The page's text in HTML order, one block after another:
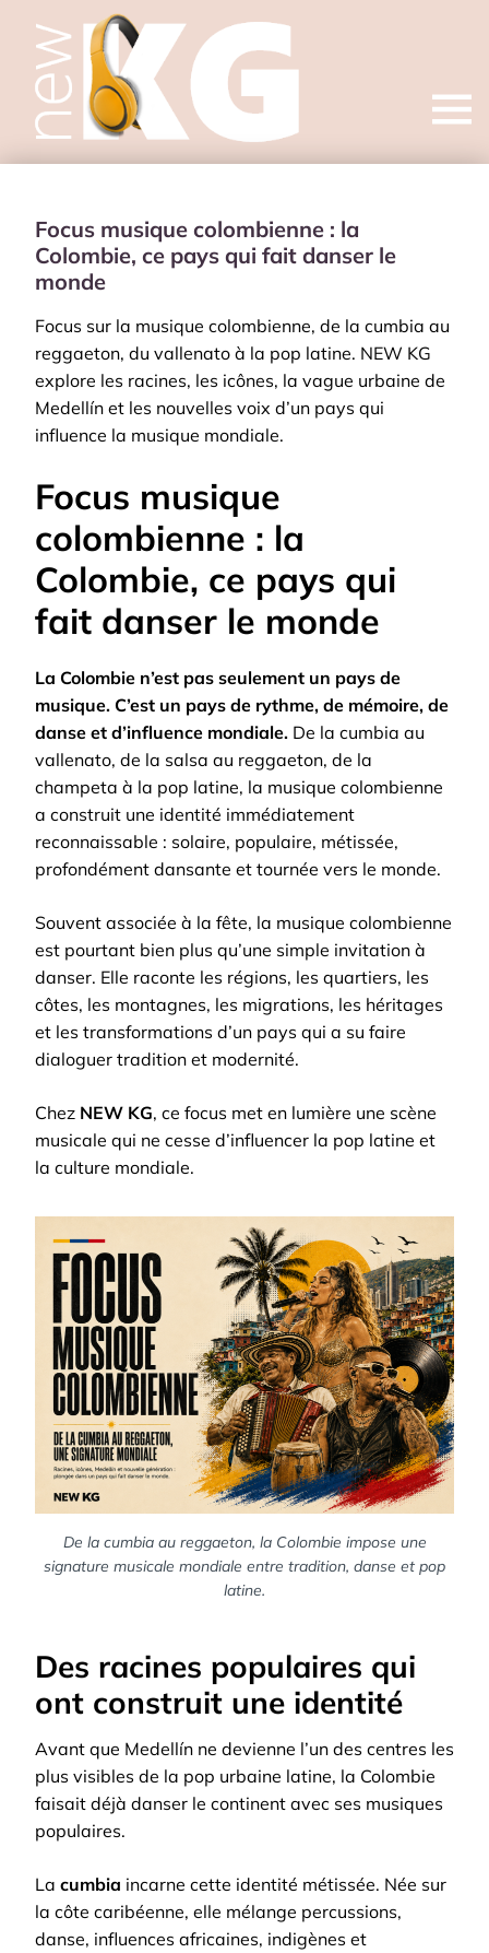
Open
Focus musique colombienne : la
Colombie, ce pays qui fait danser le
monde
Focus sur la musique colombienne, de la cumbia au
reggaeton, du vallenato à la pop latine. NEW KG
explore les racines, les icônes, la vague urbaine de
Medellín et les nouvelles voix d’un pays qui
influence la musique mondiale.
Focus musique
colombienne : la
Colombie, ce pays qui
fait danser le monde
La Colombie n’est pas seulement un pays de
musique. C’est un pays de rythme, de mémoire, de
danse et d’influence mondiale. De la cumbia au
vallenato, de la salsa au reggaeton, de la
champeta à la pop latine, la musique colombienne
a construit une identité immédiatement
reconnaissable : solaire, populaire, métissée,
profondément dansante et tournée vers le monde.
Souvent associée à la fête, la musique colombienne
est pourtant bien plus qu’une simple invitation à
danser. Elle raconte les régions, les quartiers, les
côtes, les montagnes, les migrations, les héritages
et les transformations d’un pays qui a su faire
dialoguer tradition et modernité.
Chez NEW KG, ce focus met en lumière une scène
musicale qui ne cesse d’influencer la pop latine et
la culture mondiale.
De la cumbia au reggaeton, la Colombie impose une
signature musicale mondiale entre tradition, danse et pop
latine.
Des racines populaires qui
ont construit une identité
Avant que Medellín ne devienne l’un des centres les
plus visibles de la pop urbaine latine, la Colombie
faisait déjà danser le continent avec ses musiques
populaires.
La cumbia incarne cette identité métissée. Née sur
la côte caribéenne, elle mélange percussions,
danse, influences africaines, indigènes et